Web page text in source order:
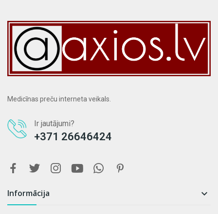
Medicīnas preču interneta veikals.
Ir jautājumi?
+371 26646424
Informācija 